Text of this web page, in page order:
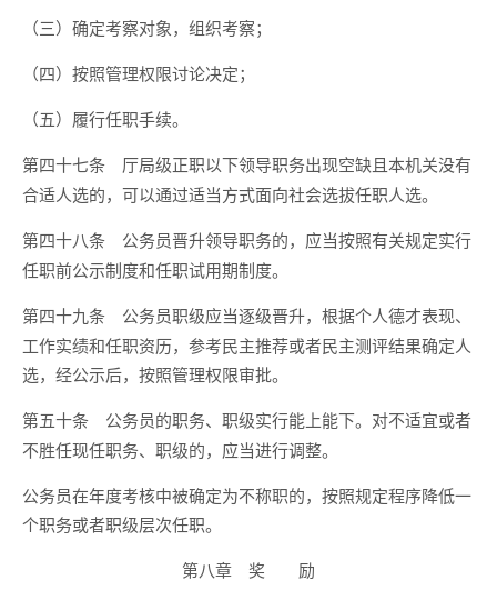
（三）确定考察对象，组织考察；
（四）按照管理权限讨论决定；
（五）履行任职手续。
第四十七条
厅局级正职以下领导职务出现空缺且本机关没有
合适人选的，可以通过适当方式面向社会选拔任职人选。
第四十八条
公务员晋升领导职务的，应当按照有关规定实行
任职前公示制度和任职试用期制度。
第四十九条
公务员职级应当逐级晋升，根据个人德才表现、
工作实绩和任职资历，参考民主推荐或者民主测评结果确定人
选，经公示后，按照管理权限审批。
第五十条
公务员的职务、职级实行能上能下。对不适宜或者
不胜任现任职务、职级的，应当进行调整。
公务员在年度考核中被确定为不称职的，按照规定程序降低一
个职务或者职级层次任职。
第八章 奖 励